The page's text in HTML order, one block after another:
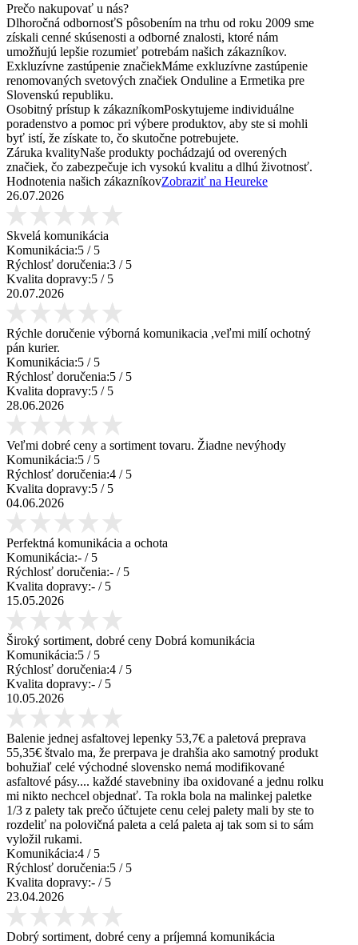
Prečo nakupovať u nás?
Dlhoročná odbornosťS pôsobením na trhu od roku 2009 sme
získali cenné skúsenosti a odborné znalosti, ktoré nám
umožňujú lepšie rozumieť potrebám našich zákazníkov.
Exkluzívne zastúpenie značiekMáme exkluzívne zastúpenie
renomovaných svetových značiek Onduline a Ermetika pre
Slovenskú republiku.
Osobitný prístup k zákazníkomPoskytujeme individuálne
poradenstvo a pomoc pri výbere produktov, aby ste si mohli
byť istí, že získate to, čo skutočne potrebujete.
Záruka kvalityNaše produkty pochádzajú od overených
značiek, čo zabezpečuje ich vysokú kvalitu a dlhú životnosť.
Hodnotenia našich zákazníkovZobraziť na Heureke
26.07.2026
Skvelá komunikácia
Komunikácia:5 / 5
Rýchlosť doručenia:3 / 5
Kvalita dopravy:5 / 5
20.07.2026
Rýchle doručenie výborná komunikacia ,veľmi milí ochotný
pán kurier.
Komunikácia:5 / 5
Rýchlosť doručenia:5 / 5
Kvalita dopravy:5 / 5
28.06.2026
Veľmi dobré ceny a sortiment tovaru. Žiadne nevýhody
Komunikácia:5 / 5
Rýchlosť doručenia:4 / 5
Kvalita dopravy:5 / 5
04.06.2026
Perfektná komunikácia a ochota
Komunikácia:- / 5
Rýchlosť doručenia:- / 5
Kvalita dopravy:- / 5
15.05.2026
Široký sortiment, dobré ceny Dobrá komunikácia
Komunikácia:5 / 5
Rýchlosť doručenia:4 / 5
Kvalita dopravy:- / 5
10.05.2026
Balenie jednej asfaltovej lepenky 53,7€ a paletová preprava
55,35€ štvalo ma, že prerpava je drahšia ako samotný produkt
bohužiaľ celé východné slovensko nemá modifikované
asfaltové pásy.... každé stavebniny iba oxidované a jednu rolku
mi nikto nechcel objednať. Ta rokla bola na malinkej paletke
1/3 z palety tak prečo účtujete cenu celej palety mali by ste to
rozdeliť na polovičná paleta a celá paleta aj tak som si to sám
vyložil rukami.
Komunikácia:4 / 5
Rýchlosť doručenia:5 / 5
Kvalita dopravy:- / 5
23.04.2026
Dobrý sortiment, dobré ceny a príjemná komunikácia